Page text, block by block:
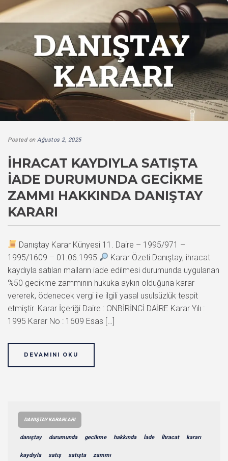
Posted on Ağustos 2, 2025
İHRACAT KAYDIYLA SATIŞTA
İADE DURUMUNDA GECIKME
ZAMMI HAKKINDA DANIŞTAY
KARARI
Danıştay Karar Künyesi 11. Daire – 1995/971 –
1995/1609 – 01.06.1995
Karar Özeti Danıştay, ihracat
kaydıyla satılan malların iade edilmesi durumunda uygulanan
%50 gecikme zammının hukuka aykırı olduğuna karar
vererek, ödenecek vergi ile ilgili yasal usulsüzlük tespit
etmiştir. Karar İçeriği Daire : ONBİRİNCİ DAİRE Karar Yılı :
1995 Karar No : 1609 Esas […]
DEVAMINI OKU
DANIŞTAY KARARLARI
danıştay durumunda gecikme hakkında İade İhracat kararı
kaydıyla satış satışta zammı